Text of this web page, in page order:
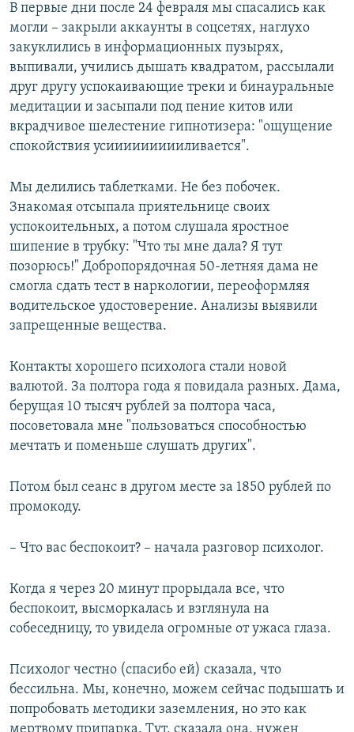
В первые дни после 24 февраля мы спасались как
могли – закрыли аккаунты в соцсетях, наглухо
закуклились в информационных пузырях,
выпивали, учились дышать квадратом, рассылали
друг другу успокаивающие треки и бинауральные
медитации и засыпали под пение китов или
вкрадчивое шелестение гипнотизера: "ощущение
спокойствия усиииииииииливается".
Мы делились таблетками. Не без побочек.
Знакомая отсыпала приятельнице своих
успокоительных, а потом слушала яростное
шипение в трубку: "Что ты мне дала? Я тут
позорюсь!" Добропорядочная 50-летняя дама не
смогла сдать тест в наркологии, переоформляя
водительское удостоверение. Анализы выявили
запрещенные вещества.
Контакты хорошего психолога стали новой
валютой. За полтора года я повидала разных. Дама,
берущая 10 тысяч рублей за полтора часа,
посоветовала мне "пользоваться способностью
мечтать и поменьше слушать других".
Потом был сеанс в другом месте за 1850 рублей по
промокоду.
– Что вас беспокоит? – начала разговор психолог.
Когда я через 20 минут прорыдала все, что
беспокоит, высморкалась и взглянула на
собеседницу, то увидела огромные от ужаса глаза.
Психолог честно (спасибо ей) сказала, что
бессильна. Мы, конечно, можем сейчас подышать и
попробовать методики заземления, но это как